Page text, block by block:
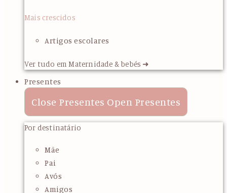
Mais crescidos
Artigos escolares
Ver tudo em Maternidade & bebés ➜
Presentes
Close Presentes Open Presentes
Por destinatário
Mãe
Pai
Avós
Amigos